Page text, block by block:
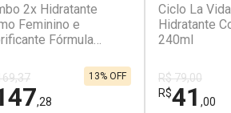
2x Hidratante
Feminino e
Fórmula
,28
13% OFF
Ciclo La
Hidratante
240ml
R$ 79,00
R$41 ,00